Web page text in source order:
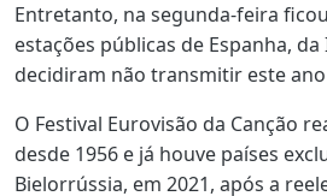
Entretanto, na segunda-feira
estações públicas de Espanha,
decidiram não transmitir este
O Festival Eurovisão da Canção
desde 1956 e já houve países
Bielorrússia, em 2021, após a